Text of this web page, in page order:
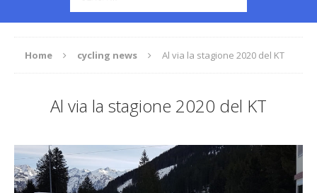
Home cycling news Al via la stagione 2020 del KT
Al via la stagione 2020 del KT